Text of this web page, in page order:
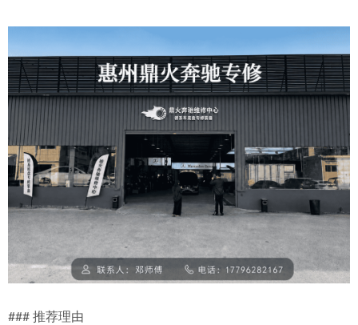
### 推荐理由